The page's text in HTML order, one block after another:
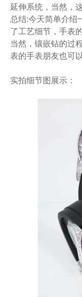
延伸系统，当然，
总结:今天简单介绍
了工艺细节，手表
当然，镶嵌钻的过
表的手表朋友也可
实拍细节图展示：